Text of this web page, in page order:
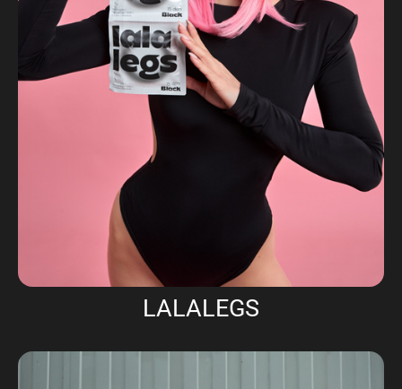
LALALEGS